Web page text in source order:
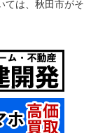
ては、秋田市がそ